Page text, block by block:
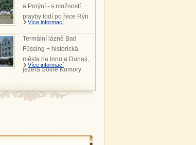
a Porýní - s možností
plavby lodí po řece Rýn
Více informací
Termální lázně Bad
Füssing + historická
města na Innu a Dunaji,
jezera Solné Komory
Více informací